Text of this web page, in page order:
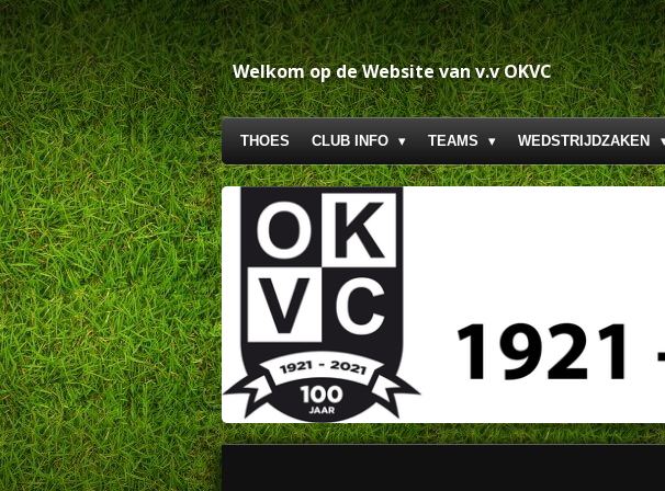
Ga
direct
naar
de
hoofdinhoud
Welkom op de Website van v.v OKVC
THOES CLUB INFO TEAMS WEDSTRIJDZAKEN